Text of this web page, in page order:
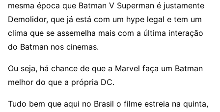
mesma época que Batman V Superman é justamente
Demolidor, que já está com um hype legal e tem um
clima que se assemelha mais com a última interação
do Batman nos cinemas.
Ou seja, há chance de que a Marvel faça um Batman
melhor do que a própria DC.
Tudo bem que aqui no Brasil o filme estreia na quinta,